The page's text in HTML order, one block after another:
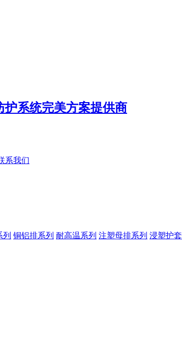
系我们
列 铜铝排系列 耐高温系列 注塑母排系列 浸塑护